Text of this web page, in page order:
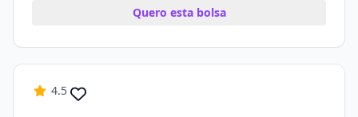
Quero esta bolsa
4.5